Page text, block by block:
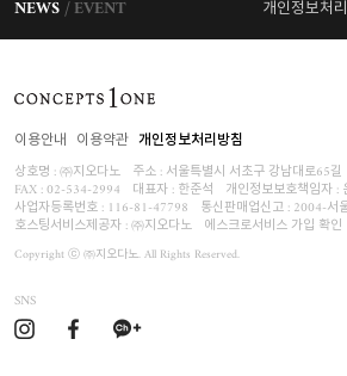
NEWS EVENT
이용안내 이용약관 개인정보처리방침
상호명 : ㈜지오다노 주소 : 서울특별시 서초구 강남대로65
FAX : 02-534-2994 대표자 : 한준석 개인정보보호책임자 :
사업자등록번호 : 116-81-47798 통신판매업신고 : 2004-서
호스팅서비스제공자 : ㈜지오다노 에스크로서비스 가입 확인
Copyright ⓒ ㈜지오다노. All Rights Reserved.
SNS